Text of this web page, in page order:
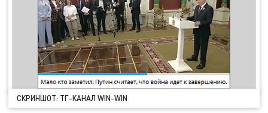
СКРИНШОТ: ТГ-КАНАЛ WIN-WIN